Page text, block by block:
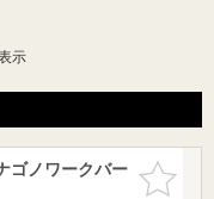
示
お気に入
りに追加
ゴノワークバー